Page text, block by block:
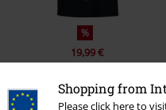
Shopping from
Please click here to
%
19,99 €